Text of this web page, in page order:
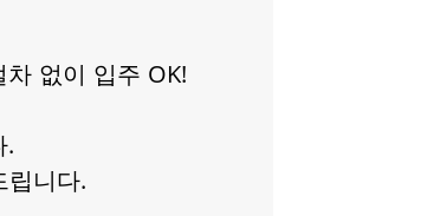
없이 입주 OK!
.
립니다.